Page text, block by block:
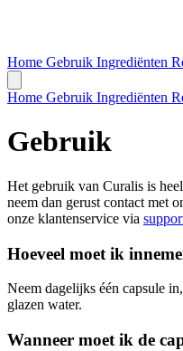
Home Gebruik Ingrediënten
Home Gebruik Ingrediënten
Gebruik
Het gebruik van Curalis is
neem dan gerust contact met
onze klantenservice via
Hoeveel moet ik
Neem dagelijks één capsule
glazen water.
Wanneer moet ik de